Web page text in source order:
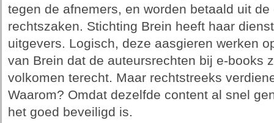
tegen de afnemers, en worden betaald uit
rechtszaken. Stichting Brein heeft haar
uitgevers. Logisch, deze aasgieren werken
van Brein dat de auteursrechten bij e-books
volkomen terecht. Maar rechtstreeks
Waarom? Omdat dezelfde content al snel
het goed beveiligd is.